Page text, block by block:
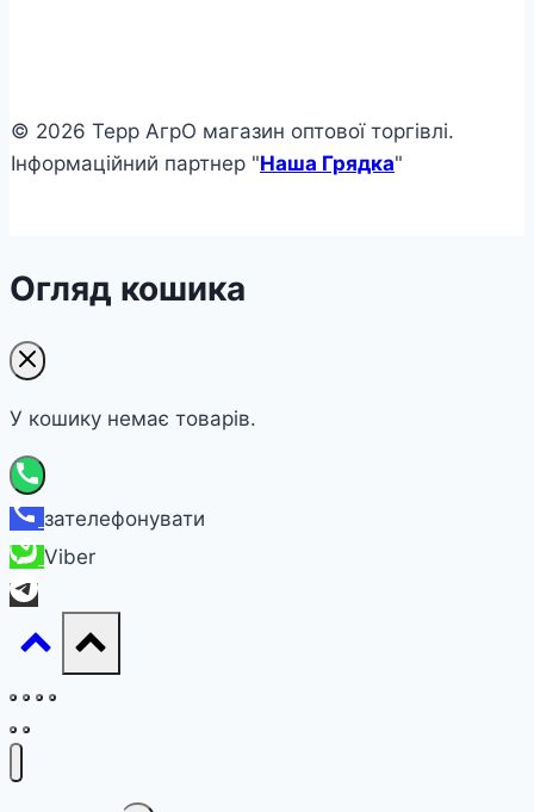
© 2026 Терр АгрО магазин оптової торгівлі.
Інформаційний партнер "Наша Грядка"
Огляд кошика
У кошику немає товарів.
зателефонувати
Viber